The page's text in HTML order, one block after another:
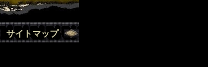
サイトマップ